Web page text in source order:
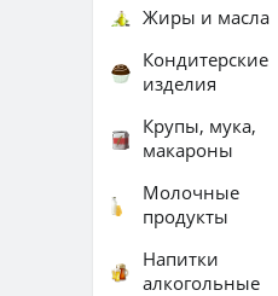
Жиры и масла
Кондитерские
изделия
Крупы, мука,
макароны
Молочные
продукты
Напитки
алкогольные